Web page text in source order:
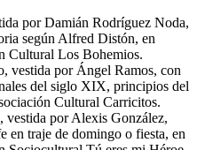
por Damián Rodríguez Noda,
según Alfred Distón, en
Cultural Los Bohemios.
vestida por Ángel Ramos, con
del siglo XIX, principios del
Cultural Carricitos.
vestida por Alexis González,
en traje de domingo o fiesta, en